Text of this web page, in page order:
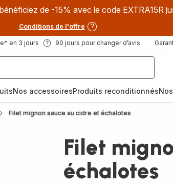
de -15% avec le code EXTRA15R
Conditions de l'offre
en 3 jours 90 jours pour changer d’avis
Nos accessoiresProduits reconditionnés
Filet mignon sauce au cidre et échalotes
Filet
échalotes